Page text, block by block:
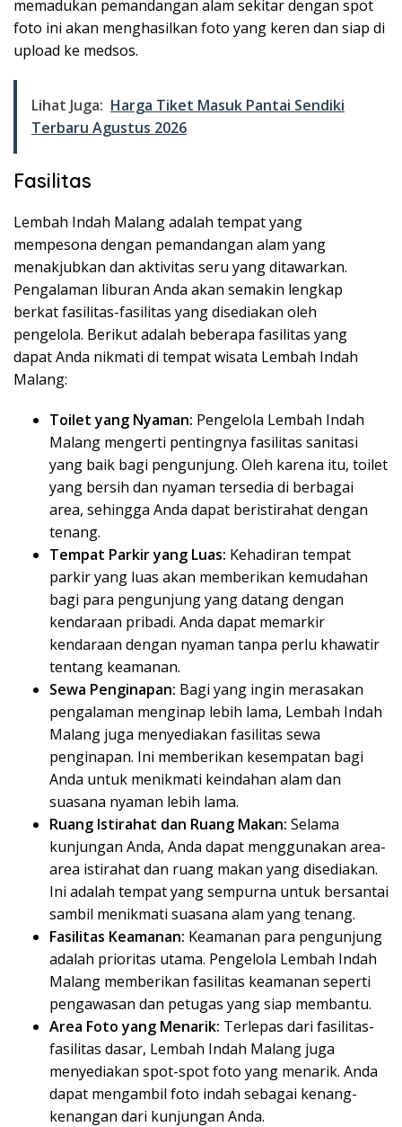
memadukan pemandangan alam sekitar dengan spot
foto ini akan menghasilkan foto yang keren dan siap di
upload ke medsos.
Lihat Juga: Harga Tiket Masuk Pantai Sendiki
Terbaru Agustus 2026
Fasilitas
Lembah Indah Malang adalah tempat yang
mempesona dengan pemandangan alam yang
menakjubkan dan aktivitas seru yang ditawarkan.
Pengalaman liburan Anda akan semakin lengkap
berkat fasilitas-fasilitas yang disediakan oleh
pengelola. Berikut adalah beberapa fasilitas yang
dapat Anda nikmati di tempat wisata Lembah Indah
Malang:
Toilet yang Nyaman: Pengelola Lembah Indah
Malang mengerti pentingnya fasilitas sanitasi
yang baik bagi pengunjung. Oleh karena itu, toilet
yang bersih dan nyaman tersedia di berbagai
area, sehingga Anda dapat beristirahat dengan
tenang.
Tempat Parkir yang Luas: Kehadiran tempat
parkir yang luas akan memberikan kemudahan
bagi para pengunjung yang datang dengan
kendaraan pribadi. Anda dapat memarkir
kendaraan dengan nyaman tanpa perlu khawatir
tentang keamanan.
Sewa Penginapan: Bagi yang ingin merasakan
pengalaman menginap lebih lama, Lembah Indah
Malang juga menyediakan fasilitas sewa
penginapan. Ini memberikan kesempatan bagi
Anda untuk menikmati keindahan alam dan
suasana nyaman lebih lama.
Ruang Istirahat dan Ruang Makan: Selama
kunjungan Anda, Anda dapat menggunakan area-
area istirahat dan ruang makan yang disediakan.
Ini adalah tempat yang sempurna untuk bersantai
sambil menikmati suasana alam yang tenang.
Fasilitas Keamanan: Keamanan para pengunjung
adalah prioritas utama. Pengelola Lembah Indah
Malang memberikan fasilitas keamanan seperti
pengawasan dan petugas yang siap membantu.
Area Foto yang Menarik: Terlepas dari fasilitas-
fasilitas dasar, Lembah Indah Malang juga
menyediakan spot-spot foto yang menarik. Anda
dapat mengambil foto indah sebagai kenang-
kenangan dari kunjungan Anda.